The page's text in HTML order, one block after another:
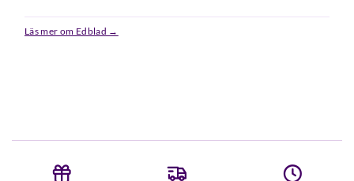
Läs mer om Edblad →